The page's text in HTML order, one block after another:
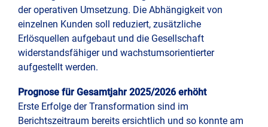
der operativen Umsetzung. Die Abhängigkeit von
einzelnen Kunden soll reduziert, zusätzliche
Erlösquellen aufgebaut und die Gesellschaft
widerstandsfähiger und wachstumsorientierter
aufgestellt werden.
Prognose für Gesamtjahr 2025/2026 erhöht
Erste Erfolge der Transformation sind im
Berichtszeitraum bereits ersichtlich und so konnte am